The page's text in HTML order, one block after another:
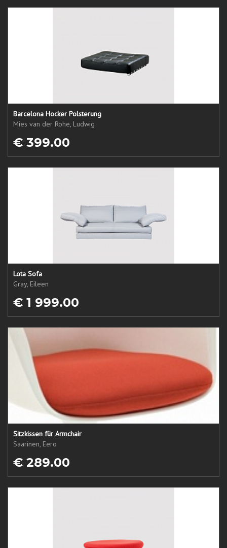
Barcelona Hocker Polsterung
Mies van der Rohe, Ludwig
€ 399.00
Lota Sofa
Gray, Eileen
€ 1 999.00
Sitzkissen für Armchair
Saarinen, Eero
€ 289.00